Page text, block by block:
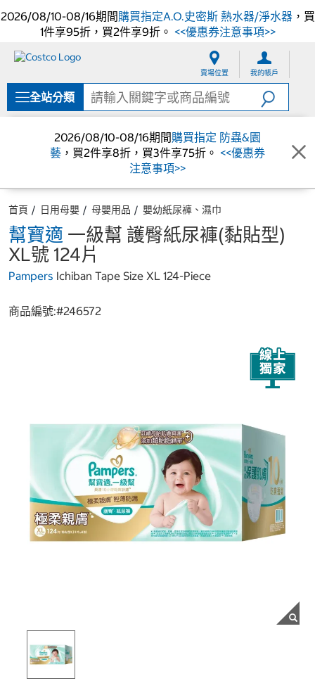
2026/08/10-08/16期間購買指定A.O.史密斯 熱水器/淨水器，買
1件享95折，買2件享9折。 <<優惠券注意事項>>
單
賣場位置 我的帳戶
全站分類
2026/08/10-08/16期間購買指定 防蟲&園
藝 ，買2件享8折，買3件享75折。 <<優惠券
注意事項>>
首頁 日用母嬰 母嬰用品 嬰幼紙尿褲、濕巾
幫寶適 一級幫 護臀紙尿褲(黏貼型)
XL號 124片
Pampers Ichiban Tape Size XL 124-Piece
商品編號:#246572